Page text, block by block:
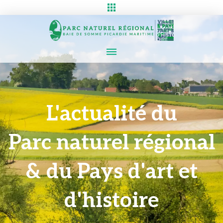
L'actualité du
Parc naturel régional
& du Pays d'art et
d'histoire